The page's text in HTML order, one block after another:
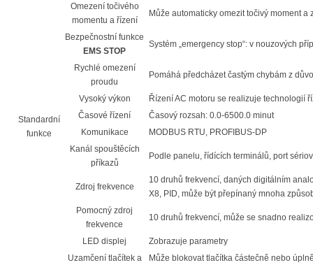
Standardní
funkce
Omezení točivého
momentu a řízení
Může automaticky omezit točivý moment
Bezpečnostní funkce
EMS STOP
Systém „emergency stop“: v nouzových
Rychlé omezení
proudu
Pomáhá předcházet častým chybám z
Vysoký výkon
Řízení AC motoru se realizuje technologií
Časové řízení
Časový rozsah: 0.0-6500.0 minut
Komunikace
MODBUS RTU, PROFIBUS-DP
Kanál spouštěcích
příkazů
Podle panelu, řídících terminálů, port
Zdroj frekvence
10 druhů frekvencí, daných digitálním
X8, PID, může být přepínaný mnoha
Pomocný zdroj
frekvence
10 druhů frekvencí, může se snadno
LED displej
Zobrazuje parametry
Uzamčení tlačítek a
Může blokovat tlačítka částečně nebo